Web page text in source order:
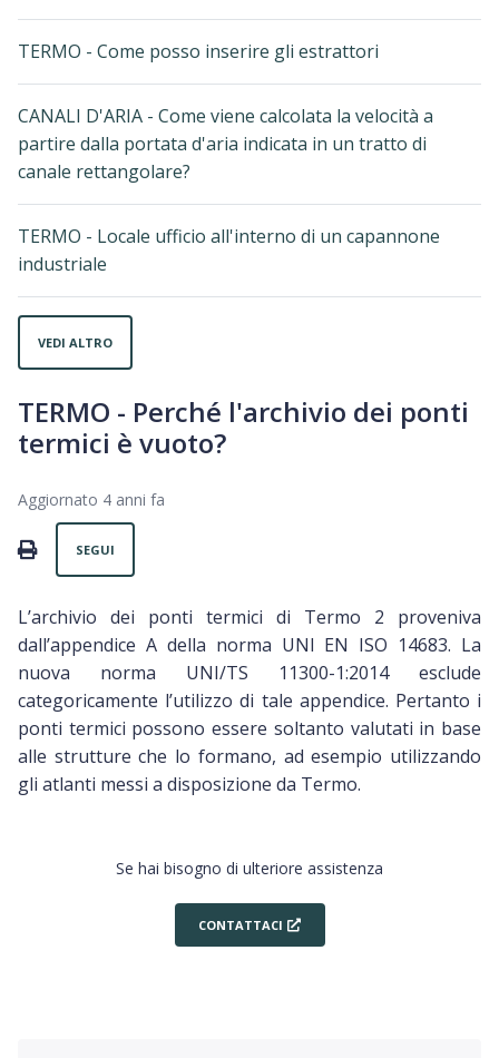
TERMO - Come posso inserire gli estrattori
CANALI D'ARIA - Come viene calcolata la velocità a
partire dalla portata d'aria indicata in un tratto di
canale rettangolare?
TERMO - Locale ufficio all'interno di un capannone
industriale
VEDI ALTRO
TERMO - Perché l'archivio dei ponti
termici è vuoto?
Aggiornato 4 anni fa
PRINT
SEGUI
L’archivio dei ponti termici di Termo 2 proveniva
dall’appendice A della norma UNI EN ISO 14683. La
nuova norma UNI/TS 11300-1:2014 esclude
categoricamente l’utilizzo di tale appendice. Pertanto i
ponti termici possono essere soltanto valutati in base
alle strutture che lo formano, ad esempio utilizzando
gli atlanti messi a disposizione da Termo.
Se hai bisogno di ulteriore assistenza
CONTATTACI